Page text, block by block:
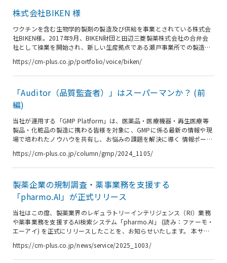
（明治26）4月10日 設立 1936年（昭和11）4月25日 事業内容 医薬品
株式会社BIKEN 様
ワクチンを含む生物学的製剤の製造及び供給を事業とされている株式会
社BIKEN様。2017年9月、BIKEN財団と田辺三菱製薬株式会社の合弁会
社として操業を開始され、新しい生産拠点である瀬戸事業所での製造準
ーエムプラス）の教育訓練支援サービスを導入いただき、導入の背景か
ら導入しての実際のお話、また今後の展望までを伺いました。 企業情報
業員数 669名（2022年4月1日現在） 事業内容 ワクチンを含む生物学的
製剤の製造及び供給 瀬戸センター外観...
https://cm-plus.co.jp/portfolio/voice/biken/
「Auditor（品質監査者）」はスーパーマンか？ (前
編)
当社が運用する「GMP Platform」は、医薬品・医療機器・再生医療等
製品・化粧品の製造に携わる皆様を対象に、GMPに係る最新の情報や現
場で培われたノウハウを共有し、お悩みの課題を解決に導く 情報ポータ
Platform 記事「Auditor（品質監査者）はスーパーマンか？」 を一部再
編したものです。 ＜GMPの理解＞ 私が製造委託先への品質監査を初め
証部門に異動してから日も浅く、同行した自社工場の技術者に実務の大
半を担ってもらう「名ばかり監...
https://cm-plus.co.jp/column/gmp/2024_1105/
製薬企業の規制調査・薬事業務を支援する
「pharmo.AI」が正式リリース
当社はこの度、製薬業界のレギュラトリーインテリジェンス（RI）業務
や薬事業務を支援するAI検索システム「pharmo.AI」 (読み：ファーモ・
エーアイ) を正式にリリースしたことを、お知らせいたします。 本サー
し、RAG（Retrieval-Augmented Generation）技術で高速かつ正確に検
索することを可能にしたものです。 AIによる最新情報へのアクセス性に
https://cm-plus.co.jp/news/service/2025_1003/